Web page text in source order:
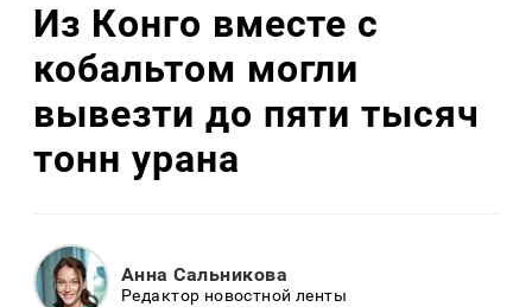
Из Конго вместе с
кобальтом могли
вывезти до пяти тысяч
тонн урана
Анна Сальникова
Редактор новостной ленты